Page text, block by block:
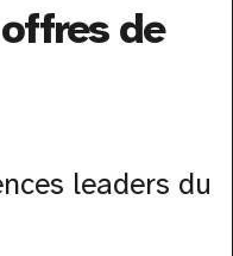
de
leaders du